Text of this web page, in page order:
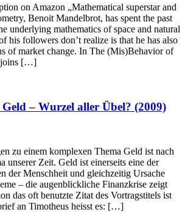
on Amazon „Mathematical superstar and
Benoit Mandelbrot, has spent the past
underlying mathematics of space and natural
his followers don’t realize is that he has also
of market change. In The (Mis)Behavior of
joins […]
– Wurzel aller Übel? (2009)
zu einem komplexen Thema Geld ist nach
unserer Zeit. Geld ist einerseits eine der
der Menschheit und gleichzeitig Ursache
– die augenblickliche Finanzkrise zeigt
das oft benutzte Zitat des Vortragstitels ist
an Timotheus heisst es: […]